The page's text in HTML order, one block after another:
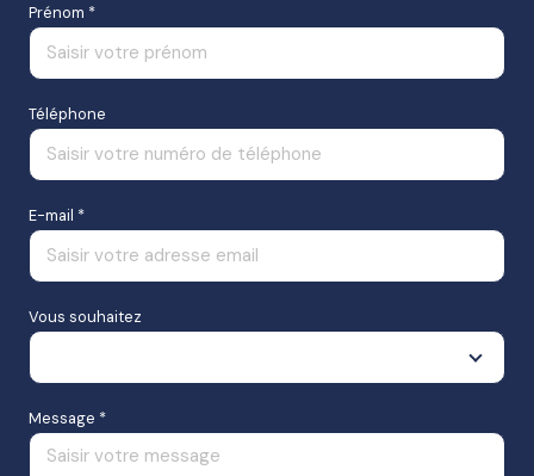
Prénom *
Téléphone
E-mail *
Vous souhaitez
Message *